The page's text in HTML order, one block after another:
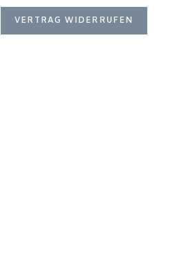
VERTRAG WIDERRUFEN